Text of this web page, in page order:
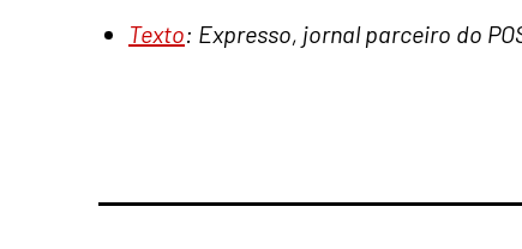
Texto: Expresso, jornal parceiro do